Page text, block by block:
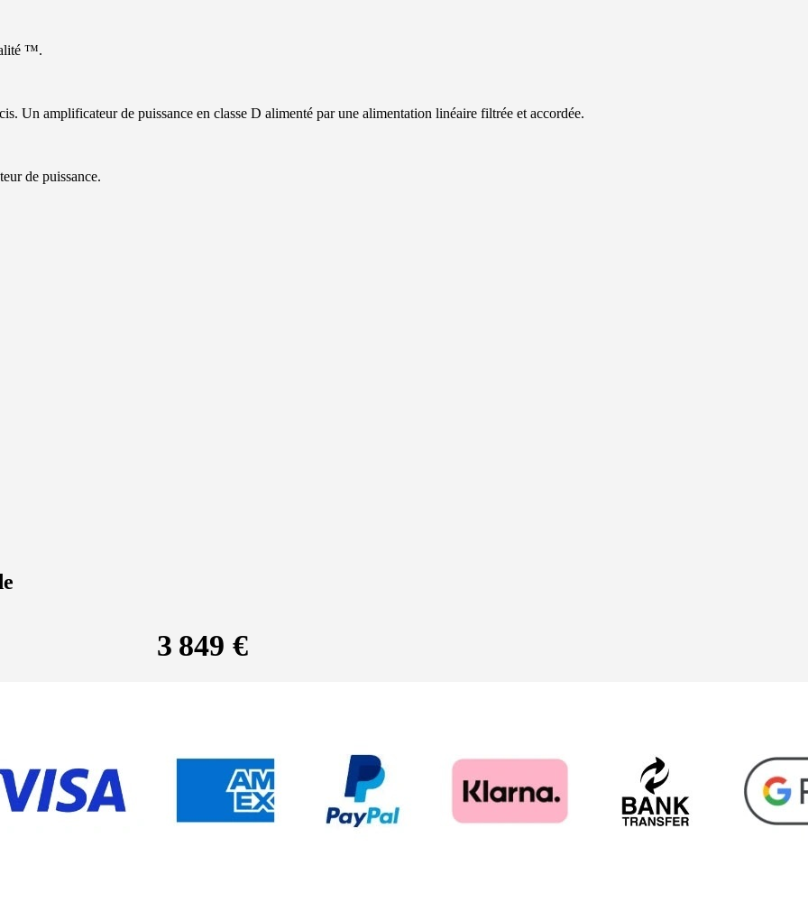
™.
Un amplificateur de puissance en classe D alimenté par une alimentation linéaire filtrée et accordée.
de puissance.
3 849 €